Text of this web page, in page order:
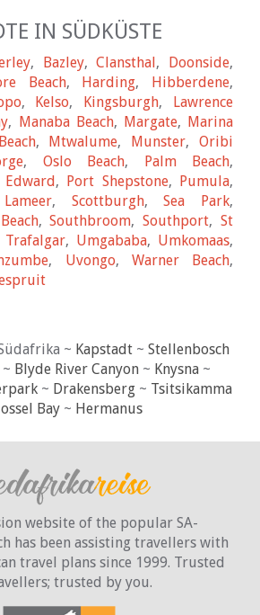
IN SÜDKÜSTE
, Bazley,Clansthal, Doonside,
Beach, Harding, Hibberdene,
, Kelso, Kingsburgh, Lawrence
, Manaba Beach, Margate, Marina
, Mtwalume, Munster,Oribi
, Oslo Beach, Palm Beach,
, Port Shepstone, Pumula,
, Scottburgh,Sea Park,
,Southbroom,Southport,St
Trafalgar, Umgababa, Umkomaas,
, Uvongo, Warner Beach,
~ Kapstadt ~ Stellenbosch
~ Blyde River Canyon ~ Knysna ~
~ Drakensberg~ Tsitsikamma
Bay~ Hermanus
website of the popular SA-
has been assisting travellers with
travel plans since 1999. Trusted
trusted by you.